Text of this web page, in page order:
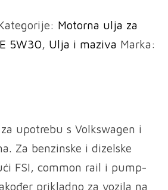
Motorna ulja za
5W30, Ulja i maziva Marka:
upotrebu s Volkswagen i
Za benzinske i dizelske
FSI, common rail i pump-
prikladno za vozila na